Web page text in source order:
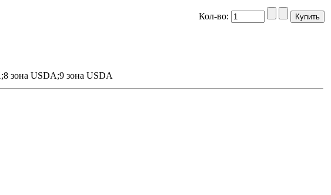
Кол-во:
зона USDA;9 зона USDA